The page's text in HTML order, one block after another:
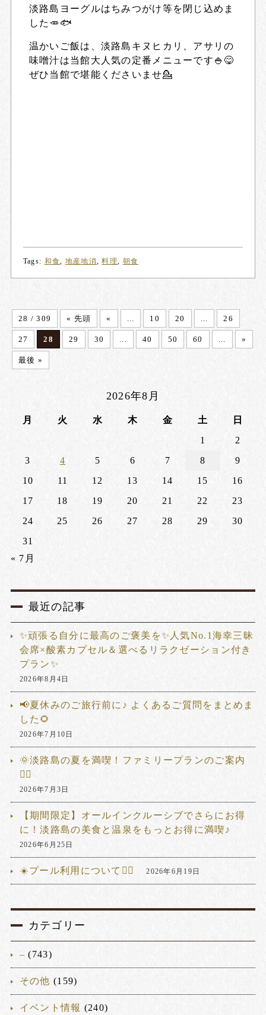
淡路島ヨーグルはちみつがけ等を閉じ込めま
した🥕🐟
温かいご飯は、淡路島キヌヒカリ、アサリの
味噌汁は当館大人気の定番メニューです🍚😋
ぜひ当館で堪能くださいませ💁
Tags: 和食 地産地消 ,料理 朝食
28 / 309 « 先頭 « 10 20 26
27 28 29 30 40 50 60 »
最後 »
2026年8月
月 火 水 木 金 土
日
1
2
3
4 5 6 7 8
9
10
11 12 13 14 15
16
17
18 19 20 21 22
23
24
25 26 27 28 29
30
31
« 7月
最近の記事
✨頑張る自分に最高のご褒美を✨人気No.1海幸三昧
会席×酸素カプセル＆選べるリラクゼーション付き
プラン✨
2026年8月4日
📢夏休みのご旅行前に♪ よくあるご質問をまとめま
した🌻
2026年7月10日
🌞淡路島の夏を満喫！ファミリープランのご案内
🏊‍♂️
2026年7月3日
【期間限定】オールインクルーシブでさらにお得
に！淡路島の美食と温泉をもっとお得に満喫♪
2026年6月25日
☀️プール利用について🏊‍♂️ 2026年6月19日
カテゴリー
– (743)
その他 (159)
イベント情報 (240)